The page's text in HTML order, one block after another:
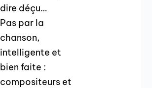
dire déçu…
Pas par la
chanson,
intelligente et
bien faite :
compositeurs et